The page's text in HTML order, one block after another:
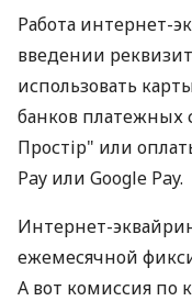
Работа интернет-
введении
использовать
банков платежных
Простір" или
Pay или Google Pay.
Интернет-
ежемесячной
А вот комиссия по